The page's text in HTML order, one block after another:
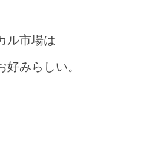
ル市場は
みらしい。